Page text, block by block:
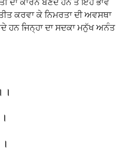
ਕਰਵਾ ਕੇ ਨਿਮਰਤਾ ਦੀ ਅਵਸਥਾ
ਹਨ ਜਿਨ੍ਹਾ ਦਾ ਸਦਕਾ ਮਨੁੱਖ ਅਨੰਤ
।